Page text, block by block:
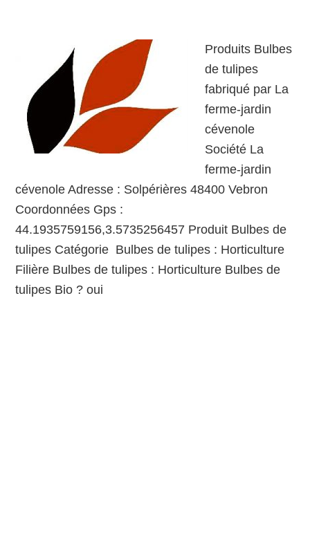
Produits Bulbes
de tulipes
fabriqué par La
ferme-jardin
cévenole
Société La
ferme-jardin
cévenole Adresse : Solpérières 48400 Vebron
Coordonnées Gps :
44.1935759156,3.5735256457 Produit Bulbes de
tulipes Catégorie Bulbes de tulipes : Horticulture
Filière Bulbes de tulipes : Horticulture Bulbes de
tulipes Bio ? oui